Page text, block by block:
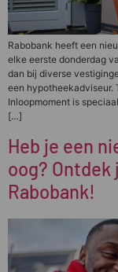
Rabobank heeft een
elke eerste donderdag
dan bij diverse
een hypotheekadviseur.
Inloopmoment is
[…]
Heb je een
oog?
Rabobank!